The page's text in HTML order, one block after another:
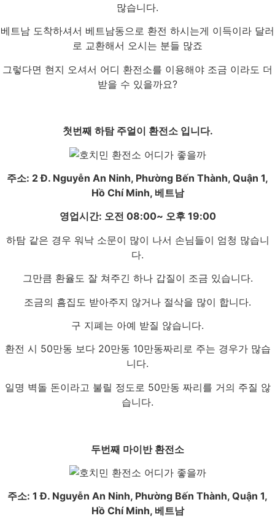
많습니다.
베트남 도착하셔서 베트남동으로 환전 하시는게 이득이라 달러
로 교환해서 오시는 분들 많죠
그렇다면 현지 오셔서 어디 환전소를 이용해야 조금 이라도 더
받을 수 있을까요?
첫번째 하탐 주얼이 환전소 입니다.
주소: 2 Đ. Nguyễn An Ninh, Phường Bến Thành, Quận 1,
Hồ Chí Minh, 베트남
영업시간: 오전 08:00~ 오후 19:00
하탐 같은 경우 워낙 소문이 많이 나서 손님들이 엄청 많습니
다.
그만큼 환율도 잘 쳐주긴 하나 갑질이 조금 있습니다.
조금의 흠집도 받아주지 않거나 절삭을 많이 합니다.
구 지폐는 아예 받질 않습니다.
환전 시 50만동 보다 20만동 10만동짜리로 주는 경우가 많습
니다.
일명 벽돌 돈이라고 불릴 정도로 50만동 짜리를 거의 주질 않
습니다.
두번째 마이반 환전소
주소: 1 Đ. Nguyễn An Ninh, Phường Bến Thành, Quận 1,
Hồ Chí Minh, 베트남